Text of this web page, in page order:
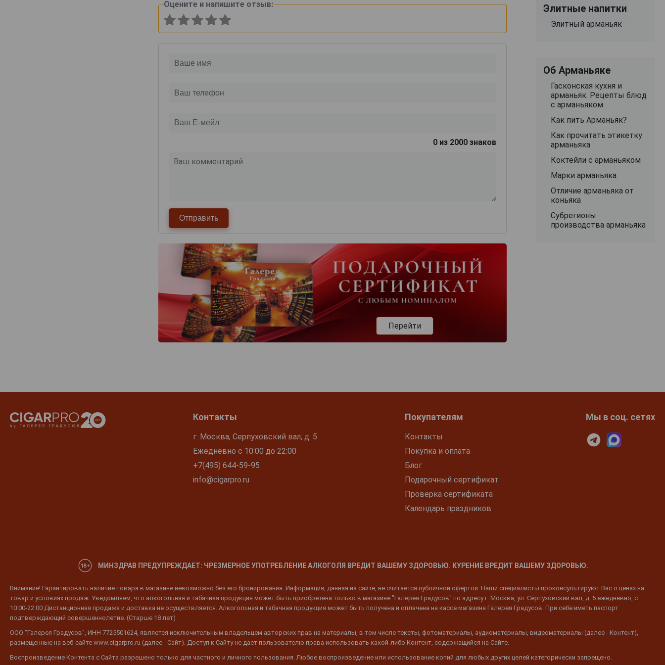
Оцените и напишите отзыв:
0 из 2000 знаков
Перейти
Элитные напитки
Элитный арманьяк
Об Арманьяке
Гасконская кухня и
арманьяк. Рецепты блюд
с арманьяком
Как пить Арманьяк?
Как прочитать этикетку
арманьяка
Коктейли с арманьяком
Марки арманьяка
Отличие арманьяка от
коньяка
Субрегионы
производства арманьяка
Контакты
г. Москва, Серпуховский вал, д. 5
Ежедневно с 10:00 до 22:00
+7(495) 644-59-95
info@cigarpro.ru
Покупателям
Контакты
Покупка и оплата
Блог
Подарочный сертификат
Проверка сертификата
Календарь праздников
Мы в соц. сетях
МИНЗДРАВ ПРЕДУПРЕЖДАЕТ: ЧРЕЗМЕРНОЕ УПОТРЕБЛЕНИЕ АЛКОГОЛЯ ВРЕДИТ ВАШЕМУ ЗДОРОВЬЮ. КУРЕНИЕ ВРЕДИТ ВАШЕМУ ЗДОРОВЬЮ.
Внимание! Гарантировать наличие товара в магазине невозможно без его бронирования. Информация, данная на сайте, не считается публичной офертой. Наши специалисты проконсультируют Вас о ценах на
товар и условиях продаж. Уведомляем, что алкогольная и табачная продукция может быть приобретена только в магазине "Галерея Градусов" по адресу г. Москва, ул. Серпуховский вал, д. 5 ежедневно, с
10:00-22:00 Дистанционная продажа и доставка не осуществляется. Алкогольная и табачная продукция может быть получена и оплачена на кассе магазина Галерея Градусов. При себе иметь паспорт
подтверждающий совершеннолетие. (Старше 18 лет)
ООО "Галерея Градусов", ИНН 7725501624, является исключительным владельцем авторских прав на материалы, в том числе тексты, фотоматериалы, аудиоматериалы, видеоматериалы (далее - Контент),
размещенные на веб-сайте www.cigarpro.ru (далее - Сайт). Доступ к Сайту не дает пользователю права использовать какой-либо Контент, содержащийся на Сайте.
Воспроизведение Контента с Сайта разрешено только для частного и личного пользования. Любое воспроизведение или использование копий для любых других целей категорически запрещено.